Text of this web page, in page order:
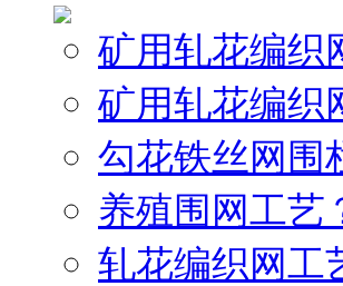
矿用轧花编织
矿用轧花编
勾花铁丝网围
养殖围网工艺
轧花编织网工